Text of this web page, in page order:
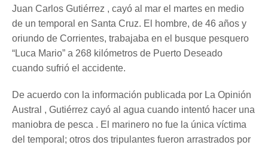
Juan Carlos Gutiérrez , cayó al mar el martes en medio
de un temporal en Santa Cruz. El hombre, de 46 años y
oriundo de Corrientes, trabajaba en el busque pesquero
“Luca Mario” a 268 kilómetros de Puerto Deseado
cuando sufrió el accidente.
De acuerdo con la información publicada por La Opinión
Austral , Gutiérrez cayó al agua cuando intentó hacer una
maniobra de pesca . El marinero no fue la única víctima
del temporal; otros dos tripulantes fueron arrastrados por